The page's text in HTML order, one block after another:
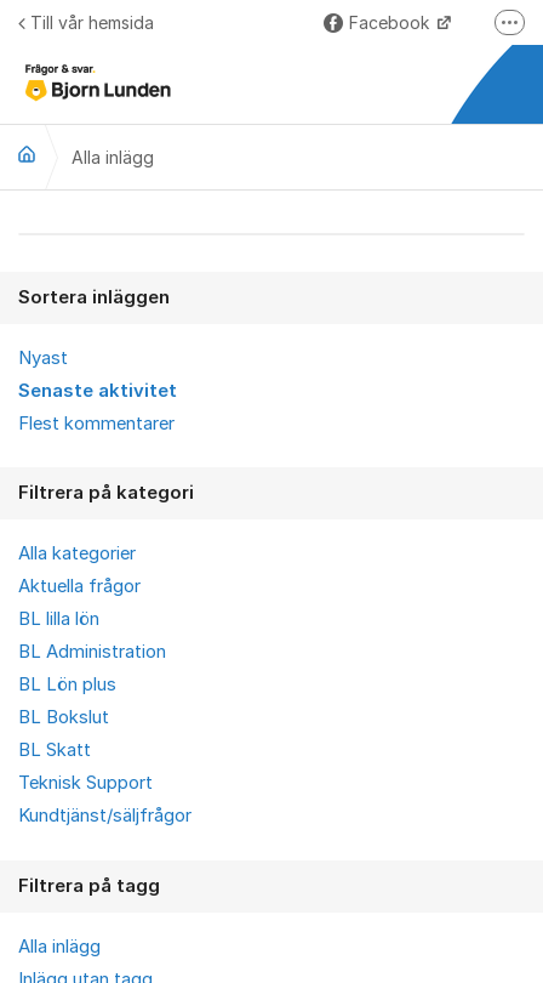
Hoppa till innehåll
Till vår hemsida Facebook
Alla inlägg
Sortera inläggen
Nyast
Senaste aktivitet
Flest kommentarer
Filtrera på kategori
Alla kategorier
Aktuella frågor
BL lilla lön
BL Administration
BL Lön plus
BL Bokslut
BL Skatt
Teknisk Support
Kundtjänst/säljfrågor
Filtrera på tagg
Alla inlägg